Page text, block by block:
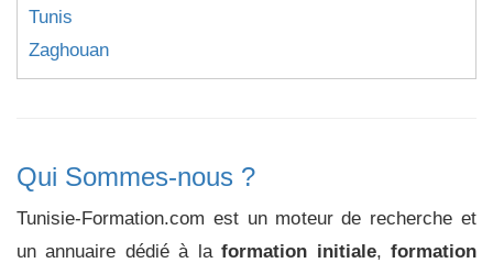
Tunis
Zaghouan
Qui Sommes-nous ?
Tunisie-Formation.com est un moteur de recherche et
un annuaire dédié à laformation initiale,formation